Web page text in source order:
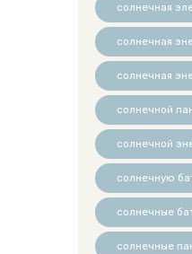
солнечная
солнечная
солнечная
солнечной
солнечной
солнечную
солнечные
солнечные